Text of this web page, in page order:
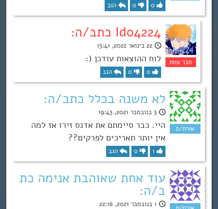
0
0 הגב
Ido4224 כתב/ה:
22 בינואר 2022, 15:41
לוח ההוצאות עודכן (:
0
0 הגב
לא משנה בכלל כתב/ה:
3 בנובמבר 2021, 19:43
היי. כבר סיימתם את אדנס זירו אז למה
אין יותר תאריכים לפרקים??
1
0 הגב
עוד אחת שאוהבת אנימה כת
ב/ה:
1 בנובמבר 2021, 22:16